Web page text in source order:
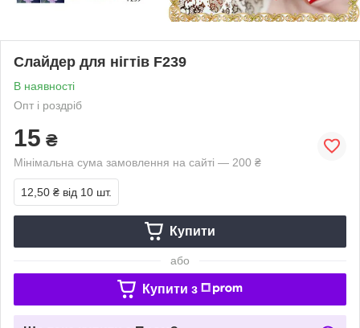
Слайдер для нігтів F239
В наявності
Опт і роздріб
15 ₴
Мінімальна сума замовлення на сайті — 200 ₴
12,50 ₴ від 10 шт.
Купити
або
Купити з